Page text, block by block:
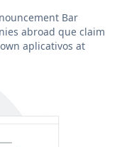
Bar
abroad que claim
aplicativos at